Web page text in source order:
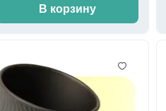
В корзину